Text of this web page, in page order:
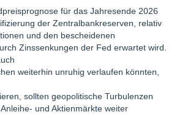
für das Jahresende 2026
der Zentralbankreserven, relativ
und den bescheidenen
Zinssenkungen der Fed erwartet wird.
weiterhin unruhig verlaufen könnten,
sollten geopolitische Turbulenzen
und Aktienmärkte weiter